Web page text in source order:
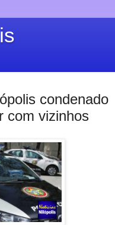
condenado
com vizinhos